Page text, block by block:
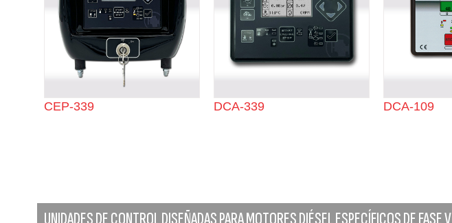
CEP-339 DCA-339 DCA-109